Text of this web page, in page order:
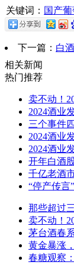
关键词： 国产
下一篇： 白
相关新闻
热门推荐
卖不动！
2024酒业
三个事件
2024酒业
2024酒业
开年白酒
千亿老酒
“停产传言
那些超过
卖不动！
茅台酒春
黄金暴涨
春糖观察